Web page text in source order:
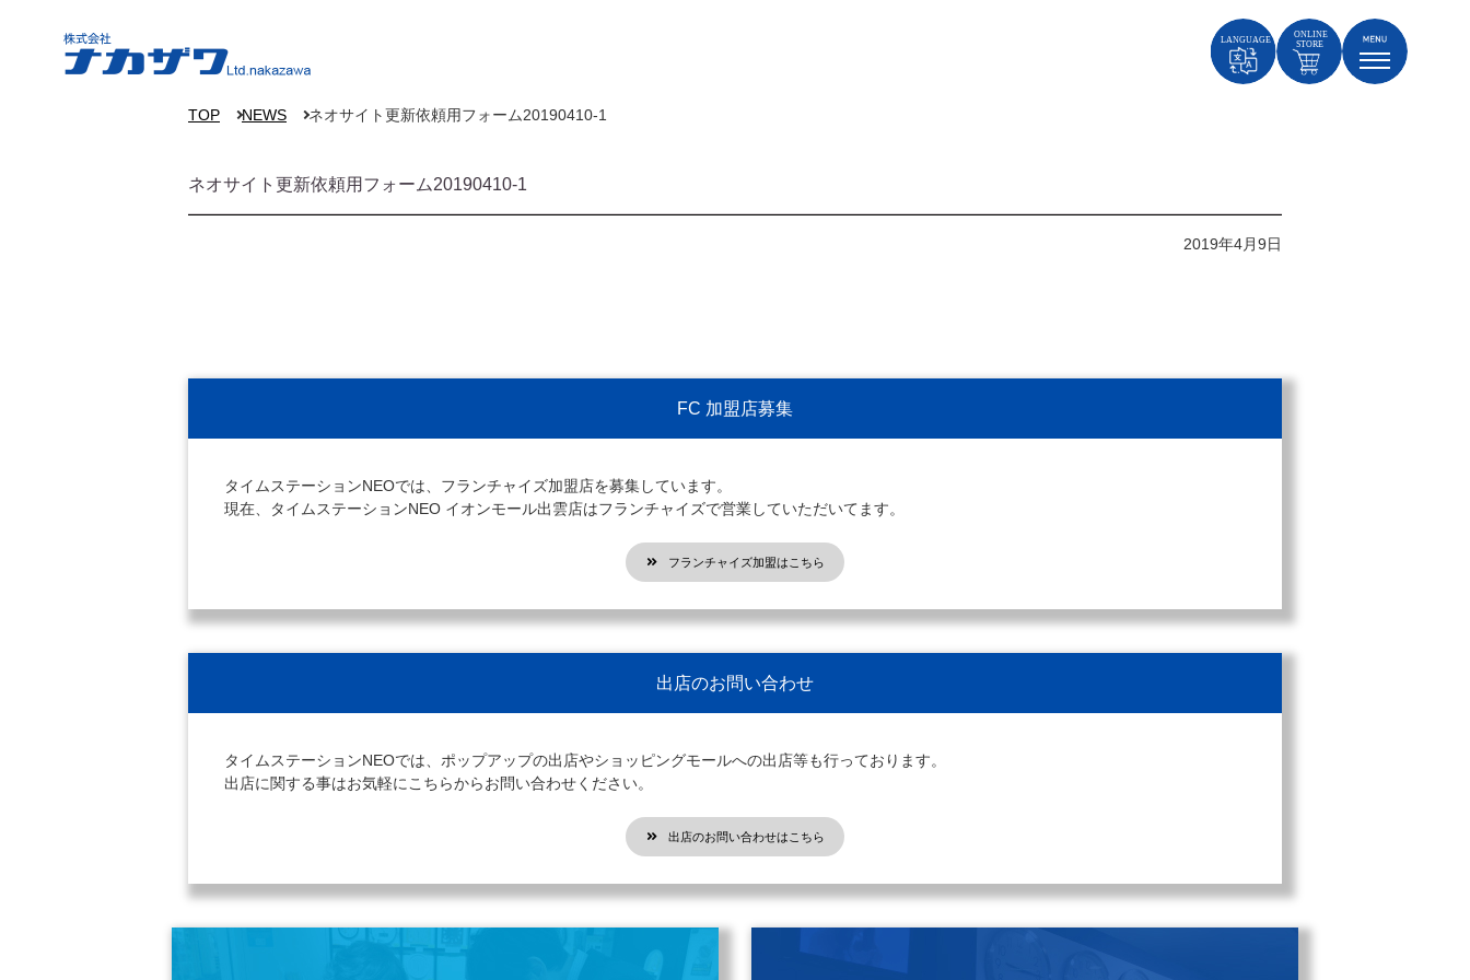
TOP NEWS ネオサイト更新依頼用フォーム20190410-1
ネオサイト更新依頼用フォーム20190410-1
2019年4月9日
FC 加盟店募集
タイムステーションNEOでは、フランチャイズ加盟店を募集しています。
現在、タイムステーションNEO イオンモール出雲店はフランチャイズで営業していただいてます。
フランチャイズ加盟はこちら
出店のお問い合わせ
タイムステーションNEOでは、ポップアップの出店やショッピングモールへの出店等も行っております。
出店に関する事はお気軽にこちらからお問い合わせください。
出店のお問い合わせはこちら